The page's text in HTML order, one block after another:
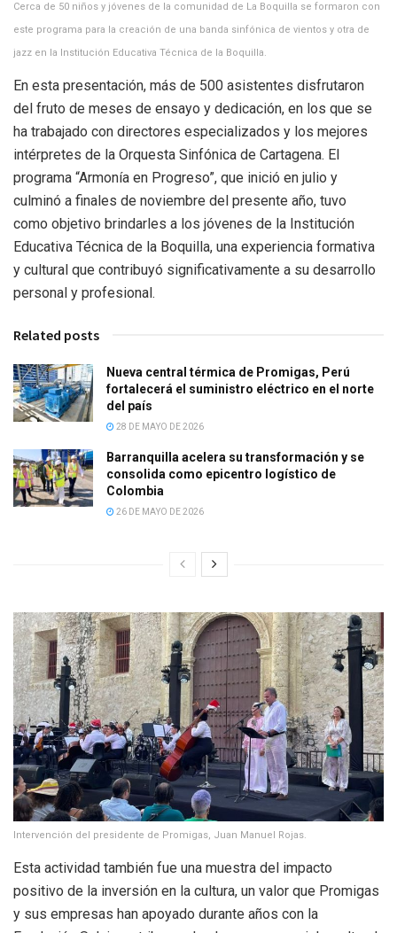
Cerca de 50 niños y jóvenes de la comunidad de La Boquilla se formaron con
este programa para la creación de una banda sinfónica de vientos y otra de
jazz en la Institución Educativa Técnica de la Boquilla.
En esta presentación, más de 500 asistentes disfrutaron
del fruto de meses de ensayo y dedicación, en los que se
ha trabajado con directores especializados y los mejores
intérpretes de la Orquesta Sinfónica de Cartagena. El
programa “Armonía en Progreso”, que inició en julio y
culminó a finales de noviembre del presente año, tuvo
como objetivo brindarles a los jóvenes de la Institución
Educativa Técnica de la Boquilla, una experiencia formativa
y cultural que contribuyó significativamente a su desarrollo
personal y profesional.
Related posts
Nueva central térmica de Promigas, Perú
fortalecerá el suministro eléctrico en el norte
del país
28 DE MAYO DE 2026
Barranquilla acelera su transformación y se
consolida como epicentro logístico de
Colombia
26 DE MAYO DE 2026
Intervención del presidente de Promigas, Juan Manuel Rojas.
Esta actividad también fue una muestra del impacto
positivo de la inversión en la cultura, un valor que Promigas
y sus empresas han apoyado durante años con la